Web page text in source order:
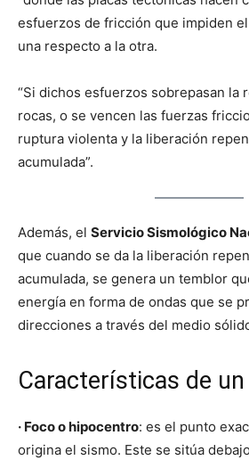
esfuerzos de fricción que impiden
una respecto a la otra.
“Si dichos esfuerzos sobrepasan la
rocas, o se vencen las fuerzas
ruptura violenta y la liberación
acumulada”.
Además, el Servicio Sismológico
que cuando se da la liberación
acumulada, se genera un temblor
energía en forma de ondas que se
direcciones a través del medio
Características de
· Foco o hipocentro: es el punto
origina el sismo. Este se sitúa